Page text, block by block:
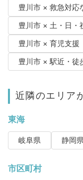
豊川市 × 救急対応
豊川市 × 土・日・
豊川市 × 育児支援
豊川市 × 駅近・徒
近隣のエリア
東海
岐阜県 静岡
市区町村